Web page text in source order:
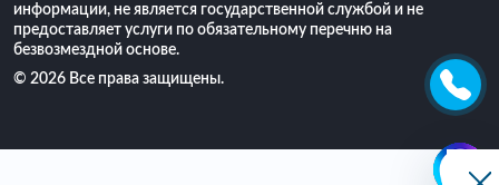
информации, не является государственной службой и не
предоставляет услуги по обязательному перечню на
безвозмездной основе.
© 2026 Все права защищены.